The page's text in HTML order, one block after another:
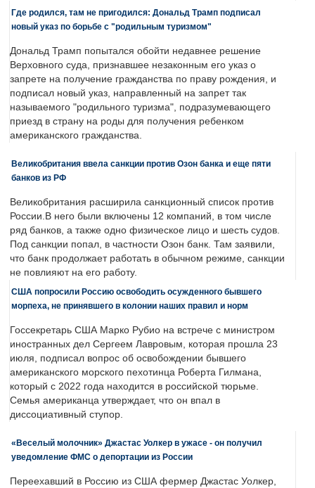
Где родился, там не пригодился: Дональд Трамп подписал
новый указ по борьбе с "родильным туризмом"
Дональд Трамп попытался обойти недавнее решение
Верховного суда, признавшее незаконным его указ о
запрете на получение гражданства по праву рождения, и
подписал новый указ, направленный на запрет так
называемого "родильного туризма", подразумевающего
приезд в страну на роды для получения ребенком
американского гражданства.
Великобритания ввела санкции против Озон банка и еще пяти
банков из РФ
Великобритания расширила санкционный список против
России.В него были включены 12 компаний, в том числе
ряд банков, а также одно физическое лицо и шесть судов.
Под санкции попал, в частности Озон банк. Там заявили,
что банк продолжает работать в обычном режиме, санкции
не повлияют на его работу.
США попросили Россию освободить осужденного бывшего
морпеха, не принявшего в колонии наших правил и норм
Госсекретарь США Марко Рубио на встрече с министром
иностранных дел Сергеем Лавровым, которая прошла 23
июля, подписал вопрос об освобождении бывшего
американского морского пехотинца Роберта Гилмана,
который с 2022 года находится в российской тюрьме.
Семья американца утверждает, что он впал в
диссоциативный ступор.
«Веселый молочник» Джастас Уолкер в ужасе - он получил
уведомление ФМС о депортации из России
Переехавший в Россию из США фермер Джастас Уолкер,